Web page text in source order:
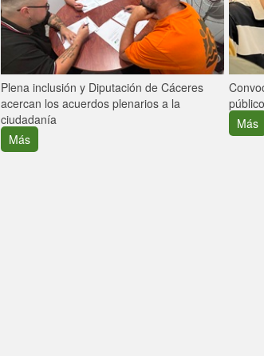
Plena inclusión y Diputación de Cáceres
acercan los acuerdos plenarios a la
ciudadanía
Más
público
Más